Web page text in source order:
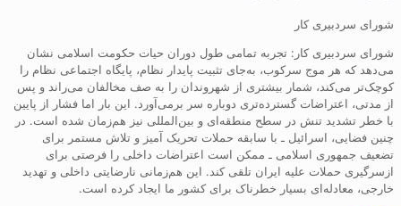
شورای سردبیری کار
شورای سردبیری کار: تجربه تمامی طول دوران حیات حکومت اسلامی نشان
می‌دهد که هر موج سرکوب، به‌جای تثبیت پایدار نظام، پایگاه اجتماعی نظام را
کوچک‌تر می‌کند، شمار بیشتری از شهروندان را به صف مخالفان می‌راند و پس
از مدتی، اعتراضات گسترده‌تری دوباره سر برمی‌آورد. این بار اما فشار از پایین
با خطر تشدید تنش در سطح منطقه‌ای و بین‌المللی نیز هم‌زمان شده است. در
چنین فضایی، اسرائیل ـ با سابقه حملات تحریک آمیز و تلاش مستمر برای
تضعیف جمهوری اسلامی ـ ممکن است اعتراضات داخلی را فرصتی برای
ازسرگیری حملات علیه ایران تلقی کند. این هم‌زمانی نارضایتی داخلی و تهدید
خارجی، معادله‌ای بسیار خطرناک برای کشور ما ایجاد کرده است.